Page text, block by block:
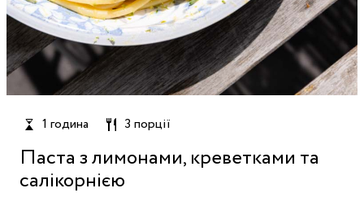
1 година 3 порції
Паста з лимонами, креветками та
салікорнією